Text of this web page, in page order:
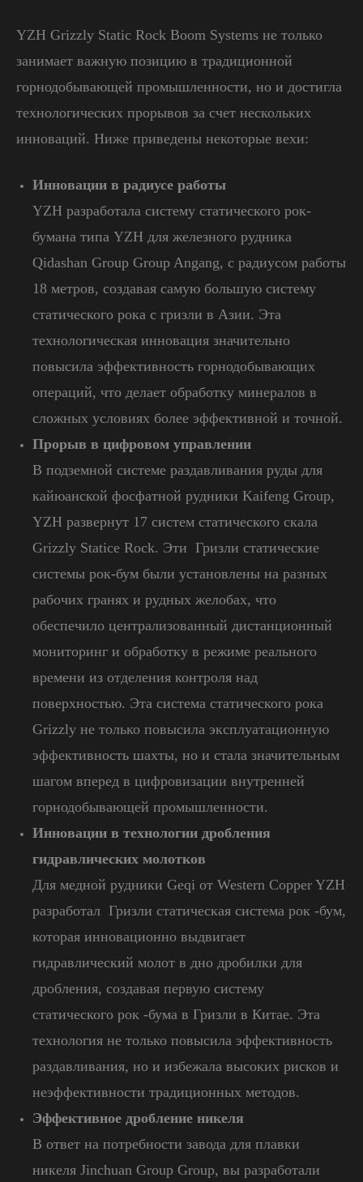
YZH Grizzly Static Rock Boom Systems не только
занимает важную позицию в традиционной
горнодобывающей промышленности, но и достигла
технологических прорывов за счет нескольких
инноваций. Ниже приведены некоторые вехи:
Инновации в радиусе работы
YZH разработала систему статического рок-
бумана типа YZH для железного рудника
Qidashan Group Group Angang, с радиусом работы
18 метров, создавая самую большую систему
статического рока с гризли в Азии. Эта
технологическая инновация значительно
повысила эффективность горнодобывающих
операций, что делает обработку минералов в
сложных условиях более эффективной и точной.
Прорыв в цифровом управлении
В подземной системе раздавливания руды для
кайюанской фосфатной рудники Kaifeng Group,
YZH развернут 17 систем статического скала
Grizzly Statice Rock. Эти Гризли статические
системы рок-бум были установлены на разных
рабочих гранях и рудных желобах, что
обеспечило централизованный дистанционный
мониторинг и обработку в режиме реального
времени из отделения контроля над
поверхностью. Эта система статического рока
Grizzly не только повысила эксплуатационную
эффективность шахты, но и стала значительным
шагом вперед в цифровизации внутренней
горнодобывающей промышленности.
Инновации в технологии дробления
гидравлических молотков
Для медной рудники Geqi от Western Copper YZH
разработал Гризли статическая система рок -бум,
которая инновационно выдвигает
гидравлический молот в дно дробилки для
дробления, создавая первую систему
статического рок -бума в Гризли в Китае. Эта
технология не только повысила эффективность
раздавливания, но и избежала высоких рисков и
неэффективности традиционных методов.
Эффективное дробление никеля
В ответ на потребности завода для плавки
никеля Jinchuan Group Group, вы разработали